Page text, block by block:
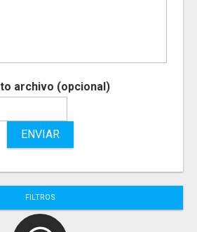
archivo (opcional)
ENVIAR
FILTROS